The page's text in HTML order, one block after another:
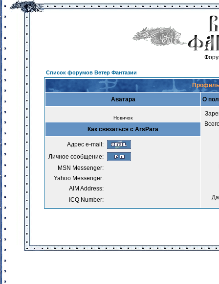
Список форумов Ветер Фантазии
Аватара О
Новичок
Как связаться с ArsPara
Адрес e-mail:
Личное сообщение:
MSN Messenger:
Yahoo Messenger:
AIM Address:
ICQ Number: